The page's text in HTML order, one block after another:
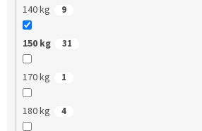
140 kg 9
150 kg 31
170 kg 1
180 kg 4